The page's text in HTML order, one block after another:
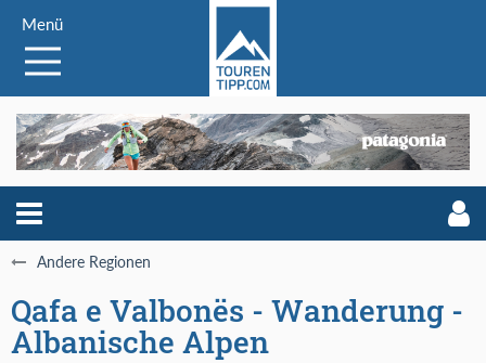
Menü
Andere Regionen
Qafa e Valbonës - Wanderung -
Albanische Alpen